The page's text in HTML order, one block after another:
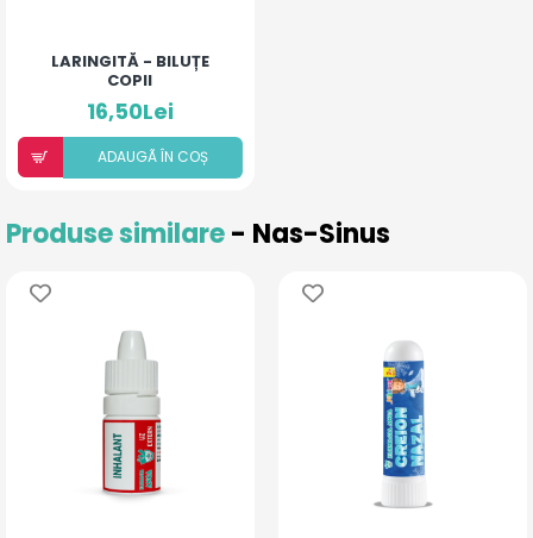
LARINGITĂ - BILUȚE
COPII
16,50Lei
ADAUGÃ ÎN COȘ
Produse similare- Nas-Sinus